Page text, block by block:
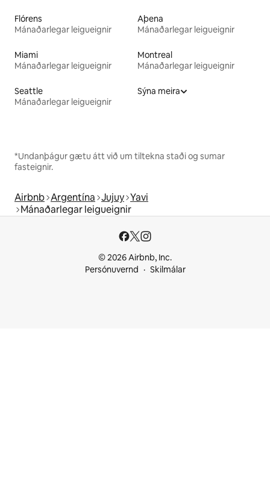
Flórens
Mánaðarlegar leigueignir
Aþena
Mánaðarlegar leigueignir
Miami
Mánaðarlegar leigueignir
Montreal
Mánaðarlegar leigueignir
Seattle
Mánaðarlegar leigueignir
Sýna meira
*Undanþágur gætu átt við um tiltekna staði og sumar
fasteignir.
Airbnb Argentína Jujuy Yavi
Mánaðarlegar leigueignir
© 2026 Airbnb, Inc.
Persónuvernd
Skilmálar